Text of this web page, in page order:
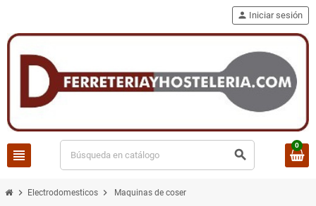
view_headline search
person Iniciar sesión
0
chevron_right Electrodomesticos chevron_right Maquinas de coser